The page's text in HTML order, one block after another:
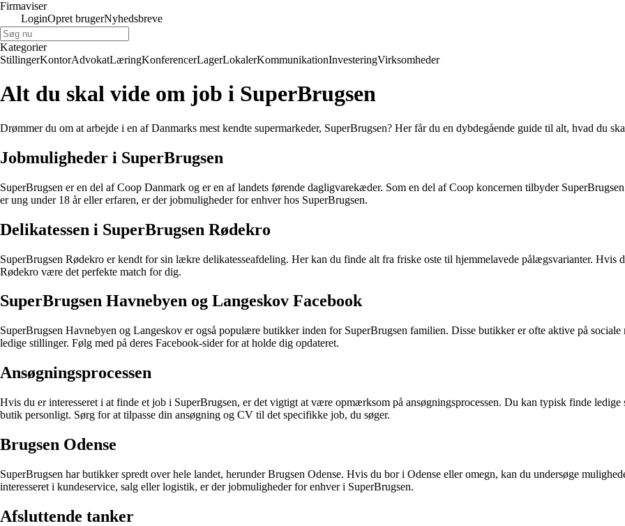
Firmaviser
LoginOpret brugerNyhedsbreve
Kategorier
StillingerKontorAdvokatLæringKonferencerLagerLokalerKommunikationInvesteringVirksomheder
Alt du skal vide om job i SuperBrugsen
Drømmer du om at arbejde i en af Danmarks mest kendte supermarkeder, SuperBrugsen? Her får du en dybdegående guide til alt, hvad du
Jobmuligheder i SuperBrugsen
SuperBrugsen er en del af Coop Danmark og er en af landets førende dagligvarekæder. Som en del af Coop koncernen tilbyder
er ung under 18 år eller erfaren, er der jobmuligheder for enhver hos SuperBrugsen.
Delikatessen i SuperBrugsen Rødekro
SuperBrugsen Rødekro er kendt for sin lækre delikatesseafdeling. Her kan du finde alt fra friske oste til hjemmelavede pålægsvarianter. Hvis
Rødekro være det perfekte match for dig.
SuperBrugsen Havnebyen og Langeskov Facebook
SuperBrugsen Havnebyen og Langeskov er også populære butikker inden for SuperBrugsen familien. Disse butikker er ofte aktive på
ledige stillinger. Følg med på deres Facebook-sider for at holde dig opdateret.
Ansøgningsprocessen
Hvis du er interesseret i at finde et job i SuperBrugsen, er det vigtigt at være opmærksom på ansøgningsprocessen. Du kan typisk finde
butik personligt. Sørg for at tilpasse din ansøgning og CV til det specifikke job, du søger.
Brugsen Odense
SuperBrugsen har butikker spredt over hele landet, herunder Brugsen Odense. Hvis du bor i Odense eller omegn, kan du undersøge
interesseret i kundeservice, salg eller logistik, er der jobmuligheder for enhver i SuperBrugsen.
Afsluttende tanker